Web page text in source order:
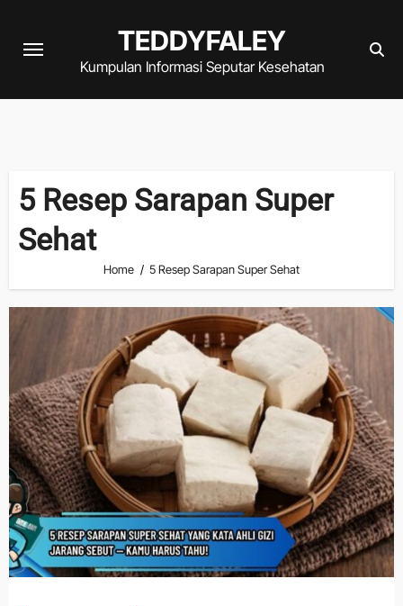
TEDDYFALEY
Kumpulan Informasi Seputar Kesehatan
5 Resep Sarapan Super
Sehat
Home 5 Resep Sarapan Super Sehat